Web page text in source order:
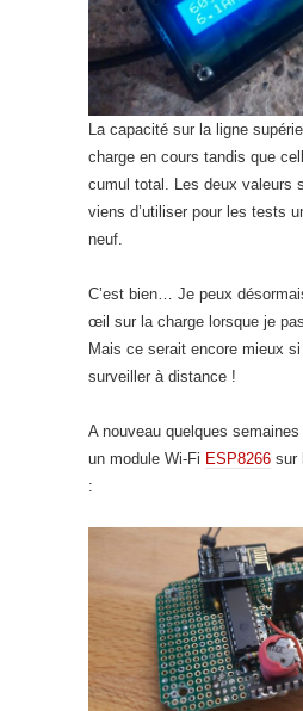
La capacité sur la ligne
charge en cours tandis que
cumul total. Les deux valeurs
viens d’utiliser pour les tests
neuf.
C’est bien… Je peux
œil sur la charge lorsque je
Mais ce serait encore mieux
surveiller à distance !
A nouveau quelques
un module Wi-Fi ESP8266 sur
: